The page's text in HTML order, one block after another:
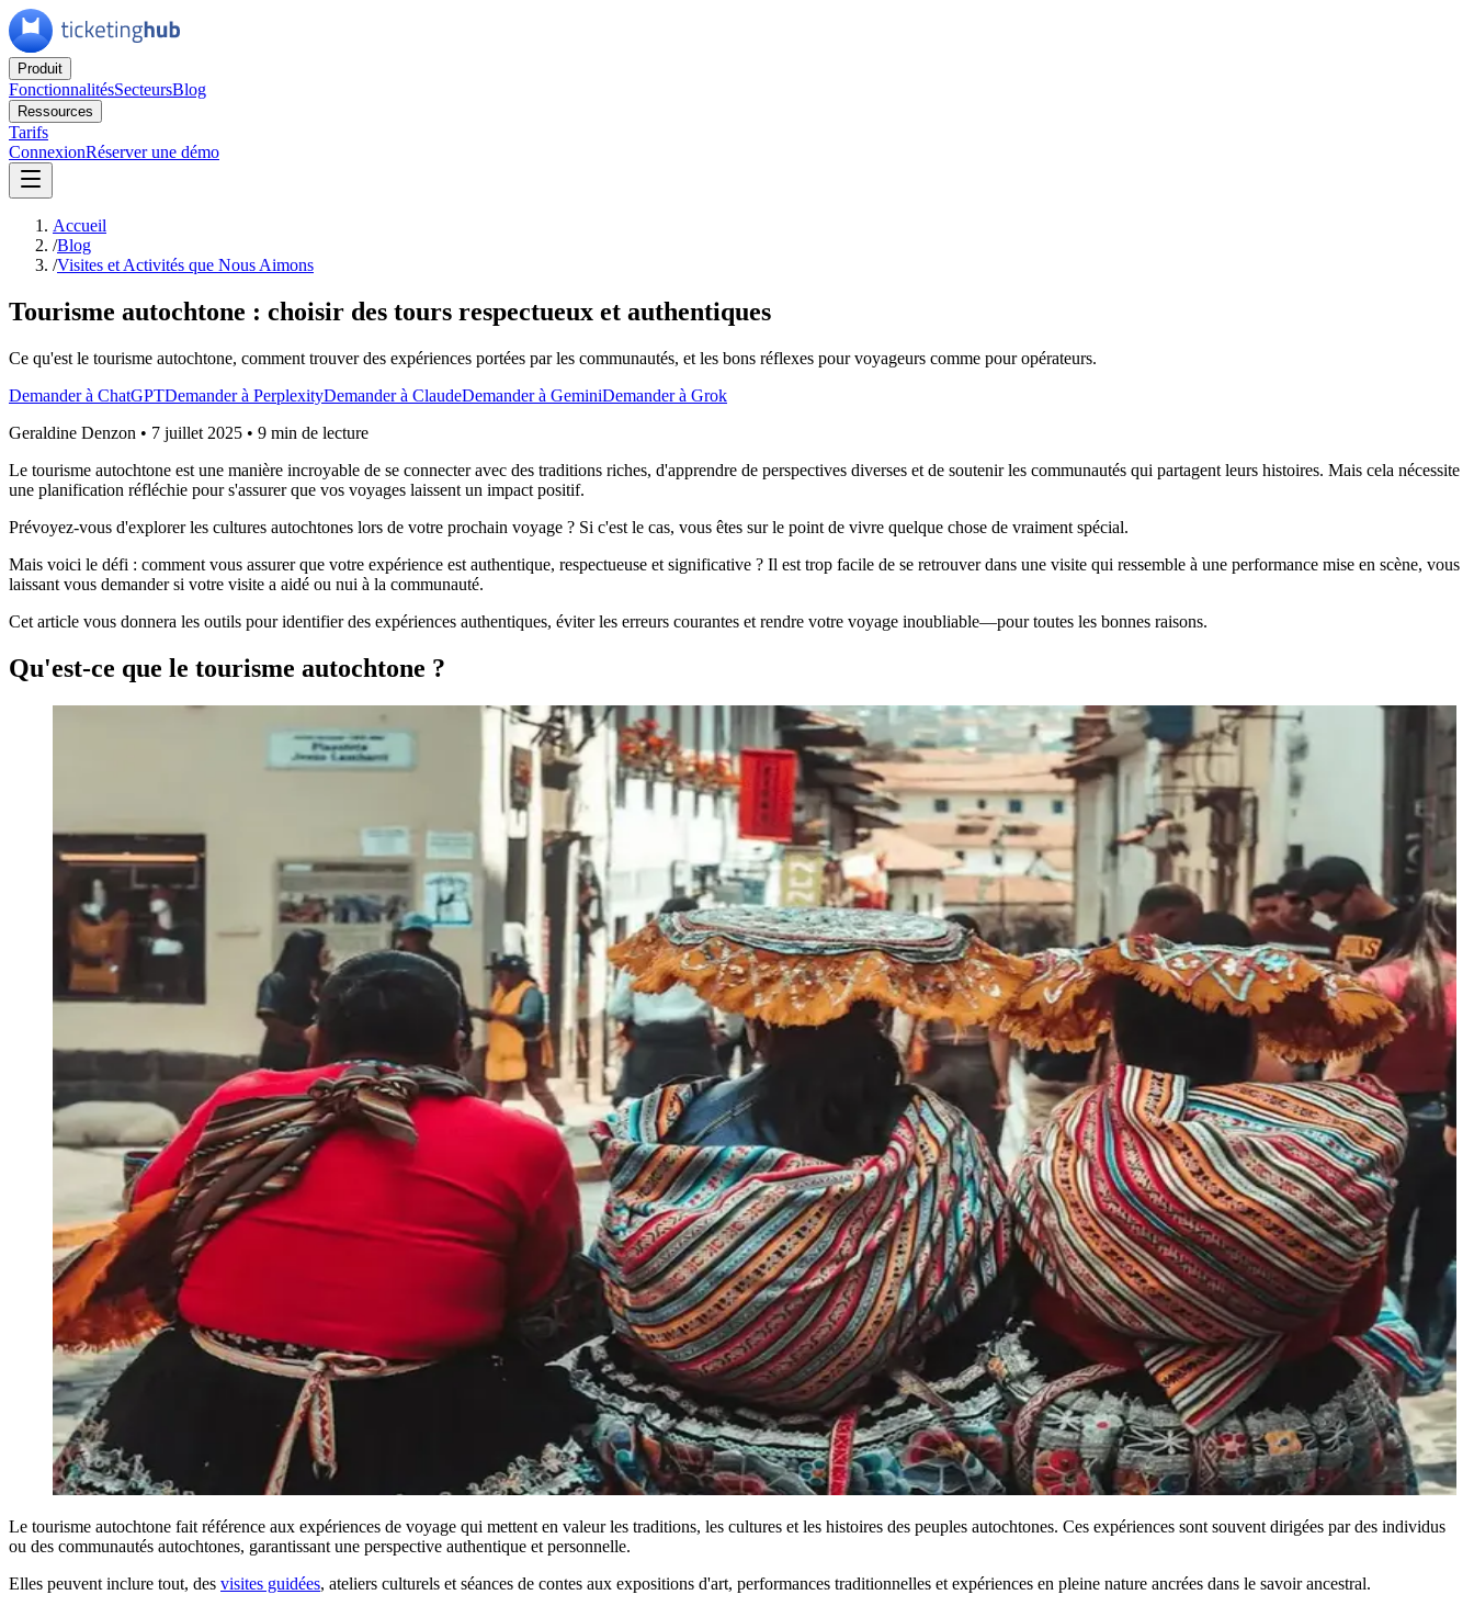
Produit
FonctionnalitésSecteursBlog
Ressources
Tarifs
ConnexionRéserver une démo
Accueil
/Blog
/Visites et Activités que Nous Aimons
Tourisme autochtone : choisir des tours respectueux et authentiques
Ce qu'est le tourisme autochtone, comment trouver des expériences portées par les communautés, et les bons réflexes pour voyageurs comme pour opérateurs.
Demander à ChatGPTDemander à PerplexityDemander à ClaudeDemander à GeminiDemander à Grok
Geraldine Denzon • 7 juillet 2025 • 9 min de lecture
Le tourisme autochtone est une manière incroyable de se connecter avec des traditions riches, d'apprendre de perspectives diverses et de soutenir les communautés qui partagent leurs histoires. Mais cela nécessite
une planification réfléchie pour s'assurer que vos voyages laissent un impact positif.
Prévoyez-vous d'explorer les cultures autochtones lors de votre prochain voyage ? Si c'est le cas, vous êtes sur le point de vivre quelque chose de vraiment spécial.
Mais voici le défi : comment vous assurer que votre expérience est authentique, respectueuse et significative ? Il est trop facile de se retrouver dans une visite qui ressemble à une performance mise en scène, vous
laissant vous demander si votre visite a aidé ou nui à la communauté.
Cet article vous donnera les outils pour identifier des expériences authentiques, éviter les erreurs courantes et rendre votre voyage inoubliable—pour toutes les bonnes raisons.
Qu'est-ce que le tourisme autochtone ?
Le tourisme autochtone fait référence aux expériences de voyage qui mettent en valeur les traditions, les cultures et les histoires des peuples autochtones. Ces expériences sont souvent dirigées par des individus
ou des communautés autochtones, garantissant une perspective authentique et personnelle.
Elles peuvent inclure tout, des visites guidées, ateliers culturels et séances de contes aux expositions d'art, performances traditionnelles et expériences en pleine nature ancrées dans le savoir ancestral.